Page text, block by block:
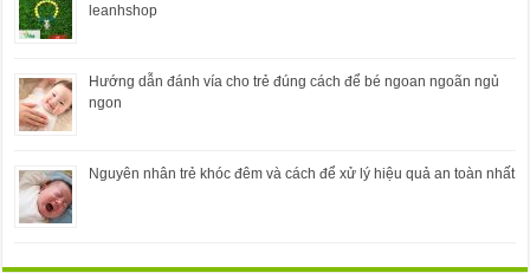
leanhshop
Hướng dẫn đánh vía cho trẻ đúng cách để bé ngoan ngoãn ngủ
ngon
Nguyên nhân trẻ khóc đêm và cách để xử lý hiệu quả an toàn nhất